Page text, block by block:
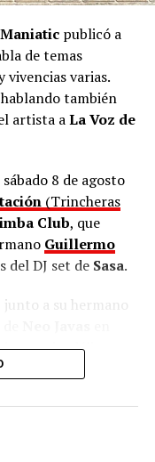
publicó a
de temas
vivencias varias.
también
artista aLa Voz de
8 de agosto
(Trincheras
Club, que
Guillermo
del DJ set de Sasa.
a su hermano
y psicodélico que
único, fueron
de hip hop con un